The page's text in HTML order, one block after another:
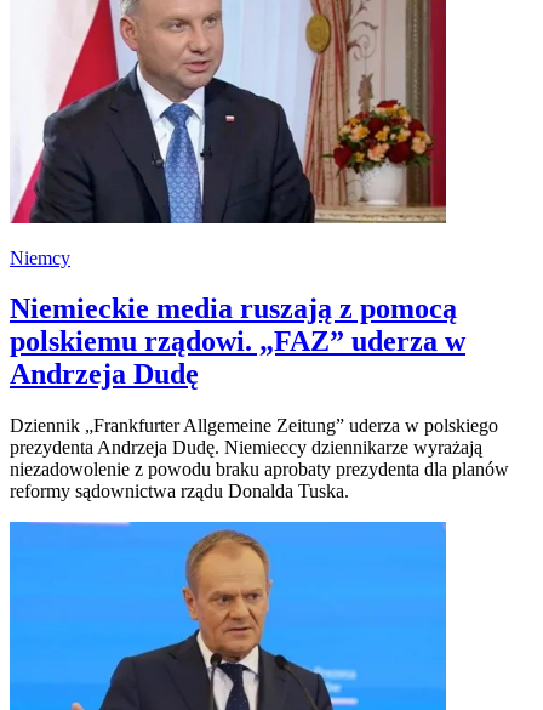
Niemcy
Niemieckie media ruszają z pomocą
polskiemu rządowi. „FAZ” uderza w
Andrzeja Dudę
Dziennik „Frankfurter Allgemeine Zeitung” uderza w polskiego
prezydenta Andrzeja Dudę. Niemieccy dziennikarze wyrażają
niezadowolenie z powodu braku aprobaty prezydenta dla planów
reformy sądownictwa rządu Donalda Tuska.